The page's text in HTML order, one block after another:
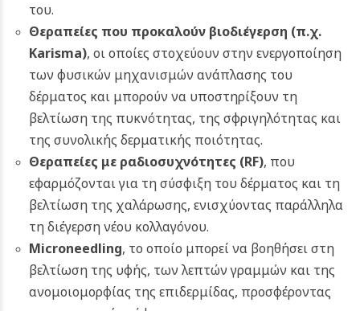
του.
Θεραπείες που προκαλούν βιοδιέγερση (π.χ.
Karisma), οι οποίες στοχεύουν στην ενεργοποίηση
των φυσικών μηχανισμών ανάπλασης του
δέρματος και μπορούν να υποστηρίξουν τη
βελτίωση της πυκνότητας, της σφριγηλότητας και
της συνολικής δερματικής ποιότητας.
Θεραπείες με ραδιοσυχνότητες (RF), που
εφαρμόζονται για τη σύσφιξη του δέρματος και τη
βελτίωση της χαλάρωσης, ενισχύοντας παράλληλα
τη διέγερση νέου κολλαγόνου.
Microneedling, το οποίο μπορεί να βοηθήσει στη
βελτίωση της υφής, των λεπτών γραμμών και της
ανομοιομορφίας της επιδερμίδας, προσφέροντας